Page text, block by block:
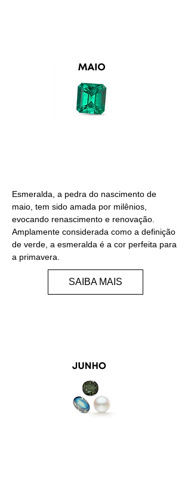
Esmeralda, a pedra do nascimento de
maio, tem sido amada por milênios,
evocando renascimento e renovação.
Amplamente considerada como a definição
de verde, a esmeralda é a cor perfeita para
a primavera.
SAIBA MAIS